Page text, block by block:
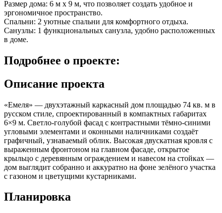
Размер дома: 6 м x 9 м, что позволяет создать удобное и
эргономичное пространство.
Спальни: 2 уютные спальни для комфортного отдыха.
Санузлы: 1 функциональных санузла, удобно расположенных
в доме.
Подробнее о проекте:
Описание проекта
«Емеля» — двухэтажный каркасный дом площадью 74 кв. м в
русском стиле, спроектированный в компактных габаритах
6×9 м. Светло-голубой фасад с контрастными тёмно-синими
угловыми элементами и оконными наличниками создаёт
графичный, узнаваемый облик. Высокая двускатная кровля с
выраженным фронтоном на главном фасаде, открытое
крыльцо с деревянным ограждением и навесом на стойках —
дом выглядит собранно и аккуратно на фоне зелёного участка
с газоном и цветущими кустарниками.
Планировка